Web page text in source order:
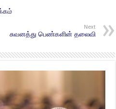
Next
சுவனத்து பெண்களின் தலைவி